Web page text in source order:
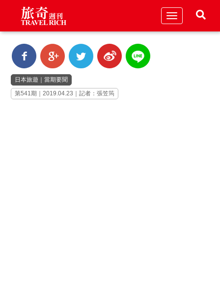
Toggle
日本旅遊 ｜當期要聞
第541期｜2019.04.23｜記者：張笠筠